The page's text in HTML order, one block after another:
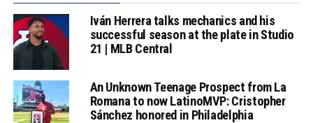
Iván Herrera talks mechanics and his
successful season at the plate in Studio
21 | MLB Central
An Unknown Teenage Prospect from La
Romana to now LatinoMVP: Cristopher
Sánchez honored in Philadelphia